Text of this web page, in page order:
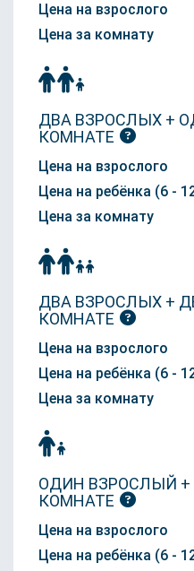
Цена на взрослого
Цена за комнату
ДВА ВЗРОСЛЫХ +
КОМНАТЕ
Цена на взрослого
Цена на ребёнка (6 -
Цена за комнату
ДВА ВЗРОСЛЫХ +
КОМНАТЕ
Цена на взрослого
Цена на ребёнка (6 -
Цена за комнату
ОДИН ВЗРОСЛЫЙ +
КОМНАТЕ
Цена на взрослого
Цена на ребёнка (6 -